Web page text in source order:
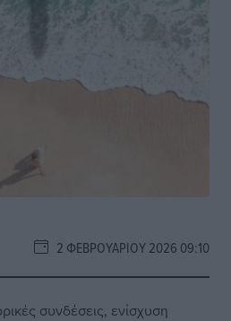
2 ΦΕΒΡΟΥΑΡΊΟΥ 2026 09:10
συνδέσεις, ενίσχυση